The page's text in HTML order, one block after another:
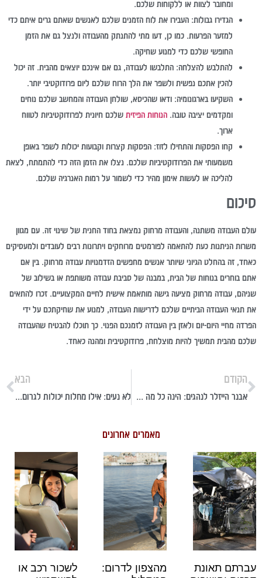
ומחובר לצוות או ללקוחות שלכם.
הגדירו גבולות: העבירו את לוח הזמנים שלכם לאנשים שאתם גרים איתם כדי
למזער הפרעות. כמו כן, דעו מתי להתנתק מהעבודה ולנצל גם את הזמן
החופשי שלכם כדי למנוע שחיקה.
להתלבש להצלחה: התלבשו לעבודה, גם אם אינכם יוצאים מהבית. זה יכול
להכין אתכם נפשית ולשפר את הלך הרוח שלכם ליום פרודוקטיבי יותר.
השקיעו בארגונומיה: ודאו שהכיסא, שולחן העבודה והמחשב שלכם נוחים
ומקדמים יציבה טובה. הנוחות הפיזית שלכם חיונית לפרודוקטיביות לטווח
ארוך.
קחו הפסקות והתחילו לזוז: הפסקות קצרות וקבועות יכולות לשפר באופן
משמעותי את הפרודוקטיביות שלכם. נצלו את הזמן הזה כדי להתמתח, לצאת
להליכה או לעשות אימון מהיר כדי לשמור על רמות האנרגיה שלכם.
סיכום
עולם העבודה משתנה, והעבודה מרחוק נמצאת בחוד החנית של שינוי זה. עם מגוון
משרות הניתנות כעת להתאמה לפורמטים מרוחקים ויתרונות רבים לעובדים ולמעסיקים
כאחד, זה בהחלט הגיוני שיותר אנשים מחפשים הזדמנויות עבודה מרחוק. בין אם
אתם בוחרים בנוחות של הבית, במבנה של סביבת עבודה משותפת או בשילוב של
שניהם, עבודה מרחוק מציעה גישה מותאמת אישית לחיים המקצועיים. זכרו להתאים
את תנאי העבודה הביתיים שלכם לדרישות העבודה, למנוע את שחיקתכם על ידי
הפרדה מחיי היום-יום ולאזן בין העבודה לזמנכם הפנוי. כך תוכלו להבטיח שהעבודה
שלכם מהבית תמשיך להיות מוצלחת, פרודוקטיבית ומהנה כאחד.
הקודם
אבנר הייזלר לנהגים: הינה כל מה שאתם צריכים לדעת על פוליסות הביטוח לרכב שלכם
הבא
לא נעים: אילו מחלות יכולות לגרום לאי נוחות בזמן נהיגה?
מאמרים אחרונים
עברתם תאונת
מהצפון לדרום:
לשכור רכב או